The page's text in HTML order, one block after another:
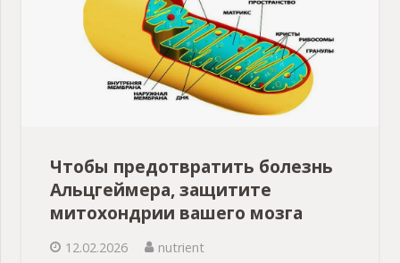
Чтобы предотвратить болезнь
Альцгеймера, защитите
митохондрии вашего мозга
12.02.2026
nutrient